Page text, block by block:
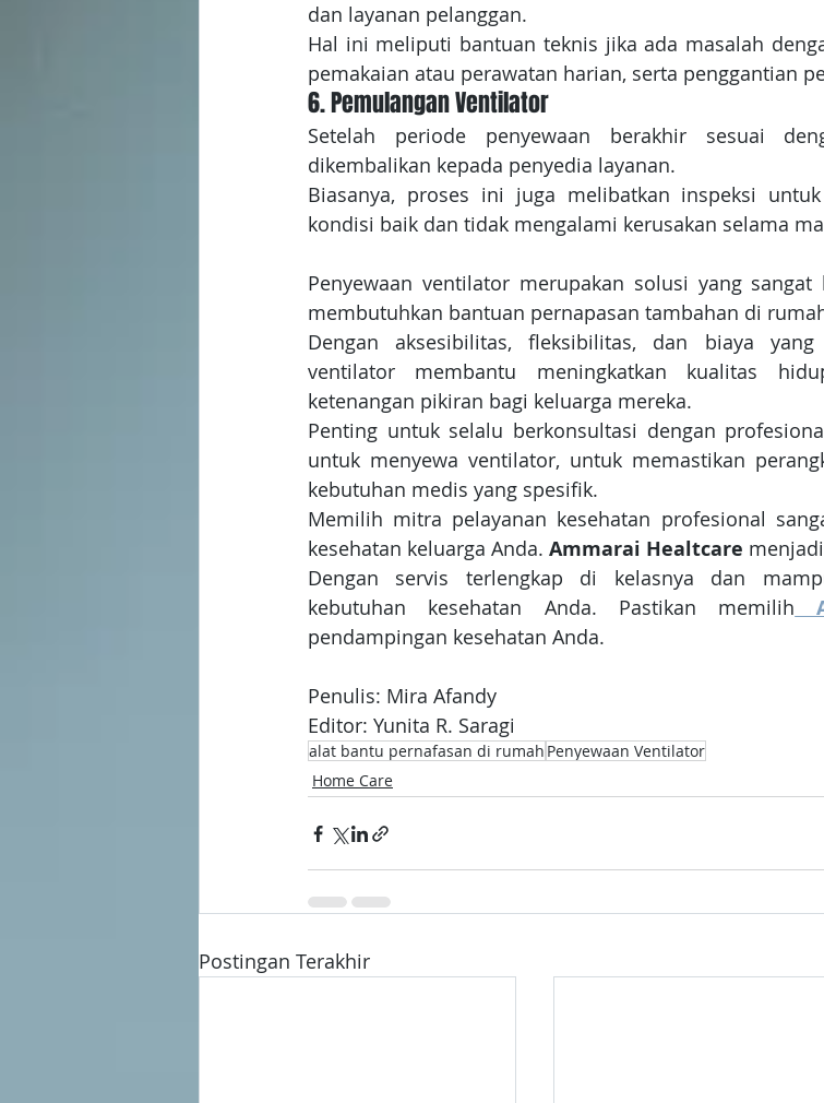
dan layanan pelanggan.
Hal ini meliputi bantuan teknis jika ada masalah
pemakaian atau perawatan harian, serta penggantian
6. Pemulangan Ventilator
Setelah periode penyewaan berakhir sesuai
dikembalikan kepada penyedia layanan.
Biasanya, proses ini juga melibatkan inspeksi
kondisi baik dan tidak mengalami kerusakan selama
Penyewaan ventilator merupakan solusi yang
membutuhkan bantuan pernapasan tambahan di
Dengan aksesibilitas, fleksibilitas, dan biaya
ventilator membantu meningkatkan kualitas
ketenangan pikiran bagi keluarga mereka.
Penting untuk selalu berkonsultasi dengan
untuk menyewa ventilator, untuk memastikan
kebutuhan medis yang spesifik.
Memilih mitra pelayanan kesehatan profesional
kesehatan keluarga Anda. Ammarai Healtcare
Dengan servis terlengkap di kelasnya dan
kebutuhan kesehatan Anda. Pastikan memilih
pendampingan kesehatan Anda.
Penulis: Mira Afandy
Editor: Yunita R. Saragi
alat bantu pernafasan di rumah Penyewaan Ventilator
Home Care
Postingan Terakhir